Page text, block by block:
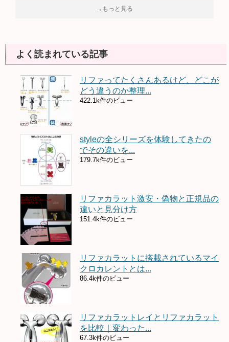
→もっと見る
よく読まれている記事
リファってたくさんあるけど、どこが
どう違うのか整理...
422.1k件のビュー
styleの全シリーズを体験してきたの
でその違いを...
179.7k件のビュー
リファカラット激安・偽物と正規品の
違いと見分け方
151.4k件のビュー
リファカラットに搭載されているマイ
クロカレントとは...
86.4k件のビュー
リファカラットレイとリファカラット
を比較｜変わった...
67.3k件のビュー